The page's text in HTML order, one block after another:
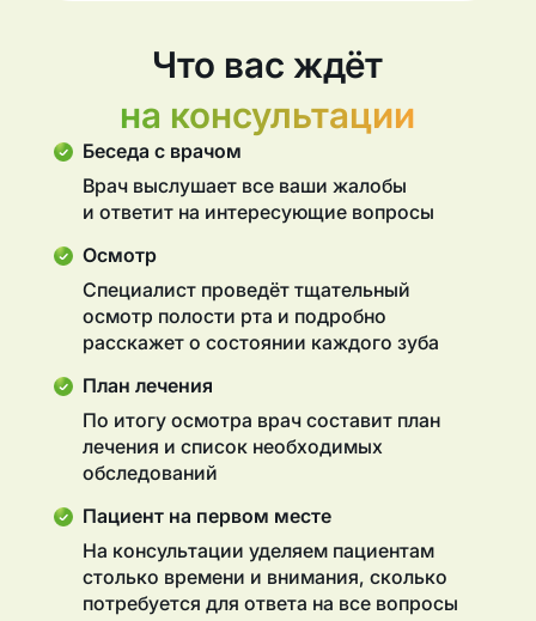
Что вас ждёт
на консультации
Беседа с врачом
Врач выслушает все ваши жалобы
и ответит на интересующие вопросы
Осмотр
Специалист проведёт тщательный
осмотр полости рта и подробно
расскажет о состоянии каждого зуба
План лечения
По итогу осмотра врач составит план
лечения и список необходимых
обследований
Пациент на первом месте
На консультации уделяем пациентам
столько времени и внимания, сколько
потребуется для ответа на все вопросы